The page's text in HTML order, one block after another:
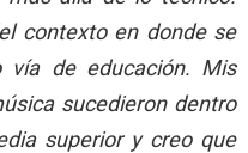
contexto en donde se
de educación. Mis
sucedieron dentro
superior y creo que